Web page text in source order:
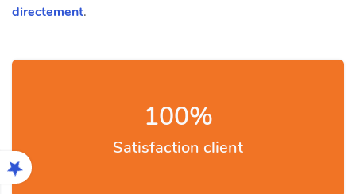
directement.
100%
Satisfaction client